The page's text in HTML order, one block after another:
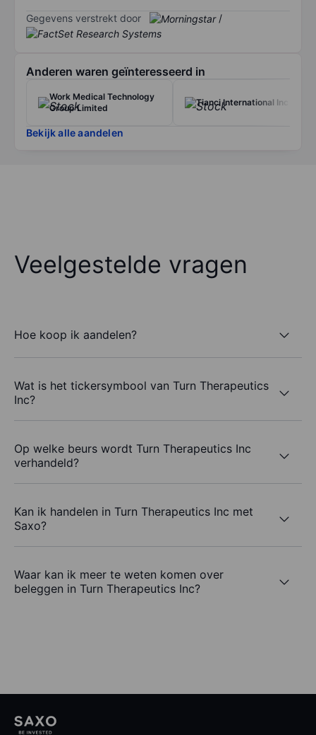
Gegevens verstrekt door /
Anderen waren geïnteresseerd in
Work Medical Technology
Group Limited
Tianci International Inc
Bekijk alle aandelen
Veelgestelde vragen
Hoe koop ik aandelen?
Wat is het tickersymbool van Turn Therapeutics
Inc?
Op welke beurs wordt Turn Therapeutics Inc
verhandeld?
Kan ik handelen in Turn Therapeutics Inc met
Saxo?
Waar kan ik meer te weten komen over
beleggen in Turn Therapeutics Inc?